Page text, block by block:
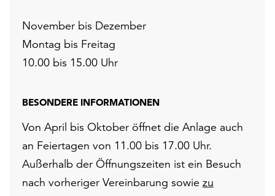
November bis Dezember
Montag bis Freitag
10.00 bis 15.00 Uhr
BESONDERE INFORMATIONEN
Von April bis Oktober öffnet die Anlage auch
an Feiertagen von 11.00 bis 17.00 Uhr.
Außerhalb der Öffnungszeiten ist ein Besuch
nach vorheriger Vereinbarung sowie zu